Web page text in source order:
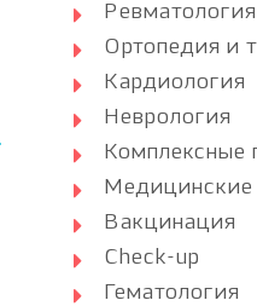
Ревматология
Ортопедия и
Кардиология
Неврология
Комплексные
Медицинские
Вакцинация
Check-up
Гематология